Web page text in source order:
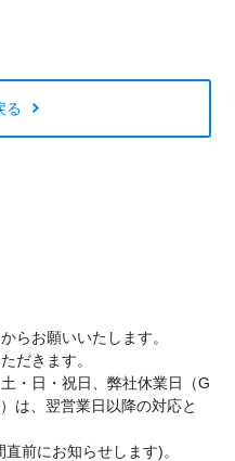
る
らお願いいたします。
だきます。
・日・祝日、弊社休業日（G
は、翌営業日以降の対応と
前にお知らせします)。